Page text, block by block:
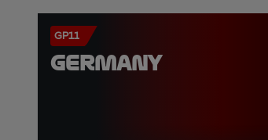
GP11
GERMANY